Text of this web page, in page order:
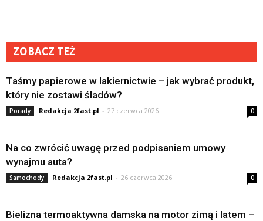
ZOBACZ TEŻ
Taśmy papierowe w lakiernictwie – jak wybrać produkt,
który nie zostawi śladów?
Porady Redakcja 2fast.pl - 27 czerwca 2026 0
Na co zwrócić uwagę przed podpisaniem umowy
wynajmu auta?
Samochody Redakcja 2fast.pl - 26 czerwca 2026 0
Bielizna termoaktywna damska na motor zimą i latem –